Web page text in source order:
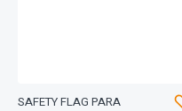
SAFETY FLAG PARA